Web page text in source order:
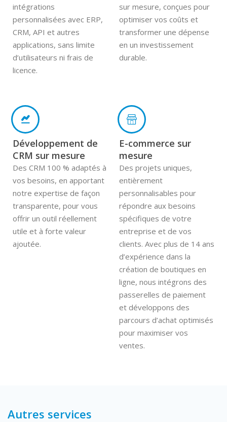
intégrations
personnalisées avec ERP,
CRM, API et autres
applications, sans limite
d’utilisateurs ni frais de
licence.
sur mesure, conçues pour
optimiser vos coûts et
transformer une dépense
en un investissement
durable.
Développement de
CRM sur mesure
Des CRM 100 % adaptés à
vos besoins, en apportant
notre expertise de façon
transparente, pour vous
offrir un outil réellement
utile et à forte valeur
ajoutée.
E-commerce sur
mesure
Des projets uniques,
entièrement
personnalisables pour
répondre aux besoins
spécifiques de votre
entreprise et de vos
clients. Avec plus de 14 ans
d’expérience dans la
création de boutiques en
ligne, nous intégrons des
passerelles de paiement
et développons des
parcours d’achat optimisés
pour maximiser vos
ventes.
Autres services